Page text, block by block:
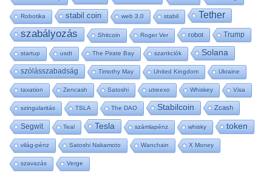
Robotika stabil coin web 3.0 stabil Tether
szabályozás Shitcoin Roger Ver robot Trump
startup usdt The Pirate Bay szankciók Solana
szólásszabadság Timothy May United Kingdom Ukraine
taxation Zencash Satoshi utreexo Whiskey Visa
szingularitás TSLA The DAO Stabilcoin Zcash
Segwit Teal Tesla számlapénz whisky token
világ-pénz Satoshi Nakamoto Wanchain X Money
szavazás Verge